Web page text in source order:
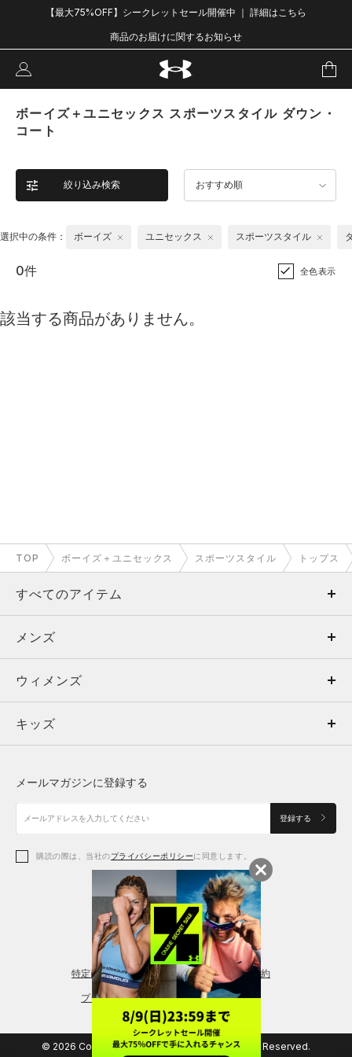
【最大75%OFF】シークレットセール開催中 ｜ 詳細はこちら
商品のお届けに関するお知らせ
ボーイズ＋ユニセックス スポーツスタイル ダウン・
コート
絞り込み検索 おすすめ順
選択中の条件： ボーイズ ユニセックス スポーツスタイル
0件 全色表示
該当する商品がありません。
TOP ボーイズ＋ユニセックス スポーツスタイル トップス
すべてのアイテム
メンズ
ウィメンズ
キッズ
アクセサリー
メンズ
トップス
ボトムス
アクセサリー
ウィメンズ
トップス
シューズ
アクセサリー
レギンス＆タイツ
キッズ
シューズ
メールマガジンに登録する
登録する
購読の際は、当社のプライバシーポリシーに同意します。
特定商取引法に基づく通販の表記 会員規約
プライバシーポリシー
© 2026 Copyright DOME Corporation. All Rights Reserved.